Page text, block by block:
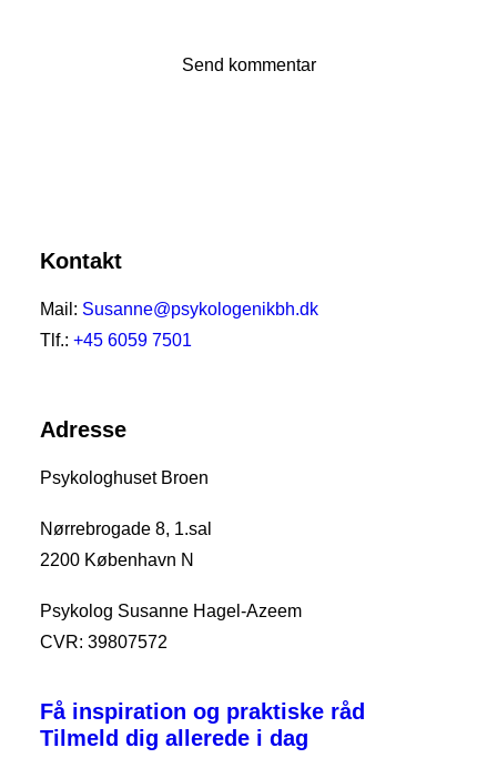
Kontakt
Mail: Susanne@psykologenikbh.dk
Tlf.: +45 6059 7501
Adresse
Psykologhuset Broen
Nørrebrogade 8, 1.sal
2200 København N
Psykolog Susanne Hagel-Azeem
CVR: 39807572
Få inspiration og praktiske råd
Tilmeld dig allerede i dag